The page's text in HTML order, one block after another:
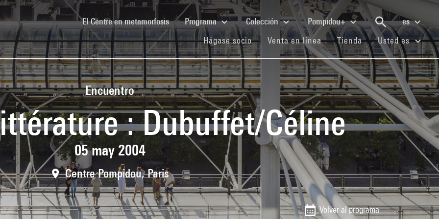
El Centre en metamorfosis(current)Programa Colección Pompidou+
es
Hágase socio(current)Venta en línea(current)
Tienda(current)Usted es
Encuentro
: Dubuffet/Céline
05 may 2004
Centre Pompidou, Paris
Volver al programa